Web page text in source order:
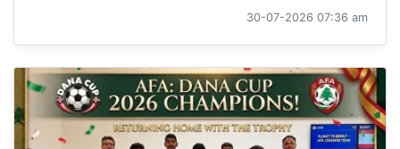
30-07-2026 07:36 am